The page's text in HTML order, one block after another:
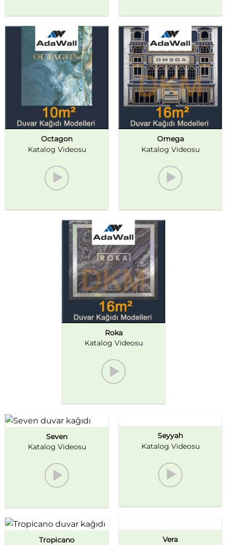
Octagon
Katalog Videosu
Omega
Katalog Videosu
Roka
Katalog Videosu
Seven
Katalog Videosu
Seyyah
Katalog Videosu
Tropicano
Vera